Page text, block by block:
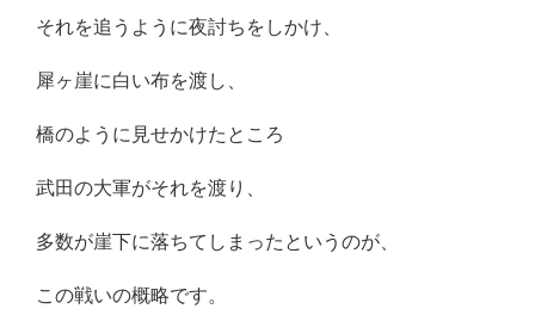
それを追うように夜討ちをしかけ、
犀ヶ崖に白い布を渡し、
橋のように見せかけたところ
武田の大軍がそれを渡り、
多数が崖下に落ちてしまったというのが、
この戦いの概略です。